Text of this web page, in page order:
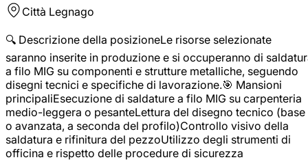
Città Legnago
🔍 Descrizione della posizioneLe risorse selezionate
saranno inserite in produzione e si occuperanno di
a filo MIG su componenti e strutture metalliche, seguendo
disegni tecnici e specifiche di lavorazione.🎯 Mansioni
principaliEsecuzione di saldature a filo MIG su carpenteria
medio-leggera o pesanteLettura del disegno tecnico (base
o avanzata, a seconda del profilo)Controllo visivo della
saldatura e rifinitura del pezzoUtilizzo degli strumenti di
officina e rispetto delle procedure di sicurezza